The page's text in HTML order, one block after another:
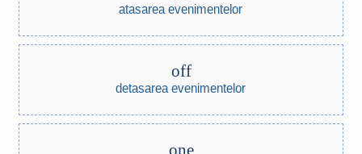
atasarea evenimentelor
off
detasarea evenimentelor
one